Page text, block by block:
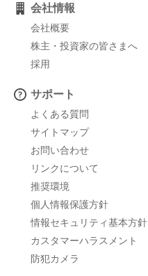
会社情報
会社概要
株主・投資家の皆さまへ
採用
サポート
よくある質問
サイトマップ
お問い合わせ
リンクについて
推奨環境
個人情報保護方針
情報セキュリティ基本方針
カスタマーハラスメント
防犯カメラ